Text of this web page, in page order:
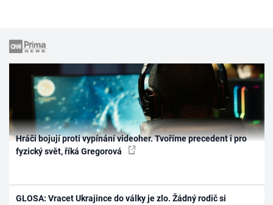
Hráči bojují proti vypínání videoher. Tvoříme precedent i pro
fyzický svět, říká Gregorová
GLOSA: Vracet Ukrajince do války je zlo. Žádný rodič si